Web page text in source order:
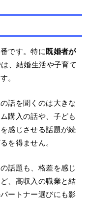
です。特に 既婚者が
、結婚生活や子育て
。
話を聞くのは大きな
購入の話や、子ども
感じさせる話題が続
を得ません。
話題も、格差を感じ
、高収入の職業と結
ートナー選びにも影